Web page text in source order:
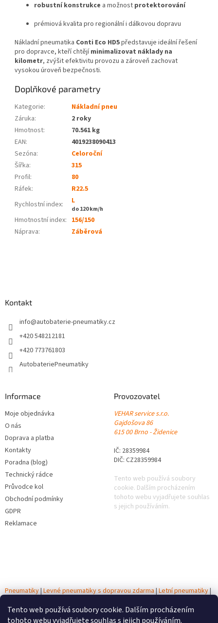
Tento web používá soubory cookie. Dalším procházením
tohoto webu vyjadřujete souhlas s jejich používáním.
robustní konstrukce a možnost protektorování
prémiová kvalita pro regionální i dálkovou dopravu
Nákladní pneumatika Conti Eco HD5představuje ideální řešení
pro dopravce, kteří chtějíminimalizovat náklady na
kilometr, zvýšit efektivitu provozu a zároveň zachovat
vysokou úroveň bezpečnosti.
Doplňkové parametry
Kategorie:
Nákladní pneu
Záruka:
2 roky
Hmotnost:
70.561 kg
EAN:
4019238090413
Sezóna:
Celoroční
Šířka:
315
Profil:
80
Ráfek:
R22.5
Rychlostní index:
L
do 120 km/h
Hmotnostní index: 156/150
Náprava: Záběrová
Kontakt
info@autobaterie-pneumatiky.cz
+420 548212181
+420 773761803
AutobateriePneumatiky
Informace
Moje objednávka
O nás
Doprava a platba
Kontakty
Poradna (blog)
Technický rádce
Průvodce kol
Obchodní podmínky
GDPR
Reklamace
Provozovatel
VEHAR service s.r.o.
Gajdošova 86
615 00 Brno - Židenice
IČ: 28359984
DIČ: CZ28359984
Tento web používá soubory
cookie. Dalším procházením
tohoto webu vyjadřujete souhlas
s jejich používáním.
Pneumatiky|Levné pneumatiky s dopravou zdarma|Letní pneumatiky|
Autobaterie